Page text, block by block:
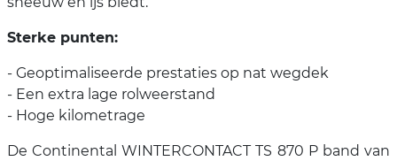
Sterke punten:
- Geoptimaliseerde prestaties op nat wegdek
- Een extra lage rolweerstand
- Hoge kilometrage
De Continental WINTERCONTACT TS 870 P band van